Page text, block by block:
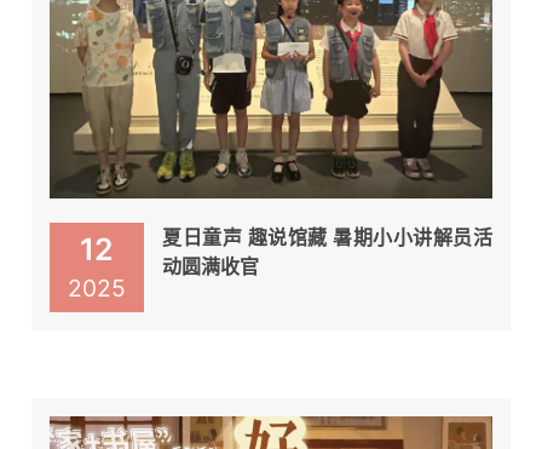
12
2025
夏日童声 趣说馆藏 暑期小小讲解员活
动圆满收官